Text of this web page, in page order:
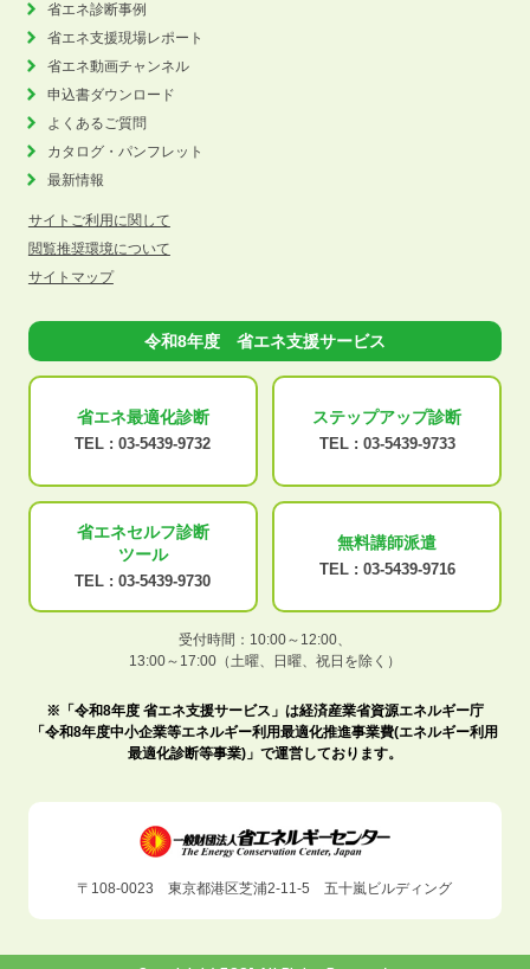
省エネ診断事例
省エネ支援現場レポート
省エネ動画チャンネル
申込書ダウンロード
よくあるご質問
カタログ・パンフレット
最新情報
サイトご利用に関して
閲覧推奨環境について
サイトマップ
令和8年度 省エネ支援サービス
省エネ最適化診断
TEL : 03-5439-9732
ステップアップ診断
TEL : 03-5439-9733
省エネセルフ診断
ツール
TEL : 03-5439-9730
無料講師派遣
TEL : 03-5439-9716
受付時間：10:00～12:00、
13:00～17:00（土曜、日曜、祝日を除く）
※「令和8年度 省エネ支援サービス」は経済産業省資源エネルギー庁
「令和8年度中小企業等エネルギー利用最適化推進事業費(エネルギー利用
最適化診断等事業)」で運営しております。
〒108-0023 東京都港区芝浦2-11-5 五十嵐ビルディング